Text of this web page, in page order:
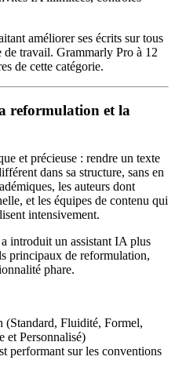
améliorer ses écrits sur tous
de travail. Grammarly Pro à 12
de cette catégorie.
reformulation et la
et précieuse : rendre un texte
dans sa structure, sans en
les auteurs dont
et les équipes de contenu qui
intensivement.
introduit un assistant IA plus
principaux de reformulation,
phare.
(Standard, Fluidité, Formel,
et Personnalisé)
performant sur les conventions